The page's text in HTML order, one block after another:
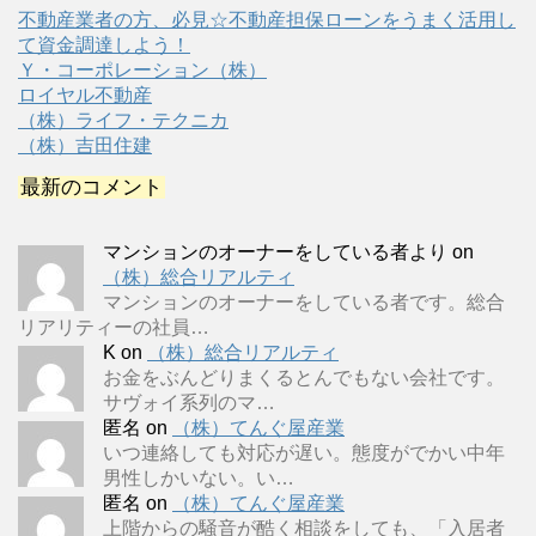
不動産業者の方、必見☆不動産担保ローンをうまく活用し
て資金調達しよう！
Ｙ・コーポレーション（株）
ロイヤル不動産
（株）ライフ・テクニカ
（株）吉田住建
最新のコメント
マンションのオーナーをしている者より on
（株）総合リアルティ
マンションのオーナーをしている者です。総合
リアリティーの社員…
K on
（株）総合リアルティ
お金をぶんどりまくるとんでもない会社です。
サヴォイ系列のマ…
匿名 on
（株）てんぐ屋産業
いつ連絡しても対応が遅い。態度がでかい中年
男性しかいない。い…
匿名 on
（株）てんぐ屋産業
上階からの騒音が酷く相談をしても、「入居者